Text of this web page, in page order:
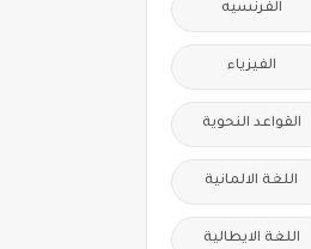
الفرنسيه
الفيزياء
القواعد النحوية
اللغة الالمانية
اللغة الايطالية